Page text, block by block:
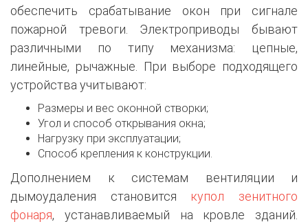
обеспечить срабатывание окон при сигнале
пожарной тревоги. Электроприводы бывают
различными по типу механизма: цепные,
линейные, рычажные. При выборе подходящего
устройства учитывают:
Размеры и вес оконной створки;
Угол и способ открывания окна;
Нагрузку при эксплуатации;
Способ крепления к конструкции.
Дополнением к системам вентиляции и
дымоудаления становится купол зенитного
фонаря, устанавливаемый на кровле зданий.